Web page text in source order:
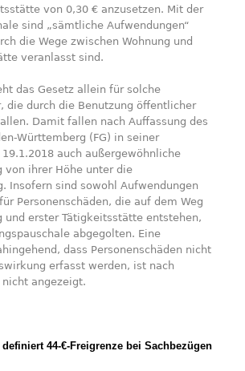
von 0,30 € anzusetzen. Mit der
sind „sämtliche Aufwendungen“
die Wege zwischen Wohnung und
veranlasst sind.
das Gesetz allein für solche
die durch die Benutzung öffentlicher
Damit fallen nach Auffassung des
Württemberg (FG) in seiner
auch außergewöhnliche
von ihrer Höhe unter die
Insofern sind sowohl Aufwendungen
Personenschäden, die auf dem Weg
und erster Tätigkeitsstätte entstehen,
abgegolten. Eine
dass Personenschäden nicht
erfasst werden, ist nach
nicht angezeigt.
44-€-Freigrenze bei Sachbezügen